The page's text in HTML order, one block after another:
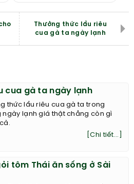
Thưởng thức lẩu riêu
cua gà ta ngày lạnh
cua gà ta ngày lạnh
thức lẩu riêu cua gà ta trong
ngày lạnh giá thật chẳng còn gì
[Chi tiết...]
tôm Thái ăn sống ở Sài